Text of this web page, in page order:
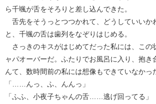
ら千颯が舌をそろりと差し込んできた。
舌先をそうっとつつかれて、どうしていいか
と、千颯の舌は歯列をなぞりはじめる。
さっきのキスがはじめてだった私には、この
ャパオーバーだ。ふたりでお風呂に入り、抱き
んて、数時間前の私には想像もできていなかっ
「……んっ、ふ、んんっ」
「ふふ、小夜子ちゃんの舌……逃げ回ってる」